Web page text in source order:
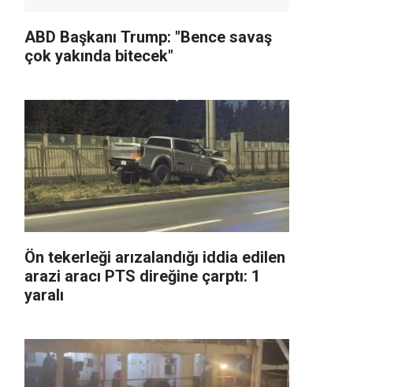
ABD Başkanı Trump: "Bence savaş
çok yakında bitecek"
Ön tekerleği arızalandığı iddia edilen
arazi aracı PTS direğine çarptı: 1
yaralı